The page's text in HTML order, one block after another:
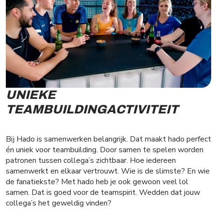
UNIEKE
TEAMBUILDINGACTIVITEIT
Bij Hado is samenwerken belangrijk. Dat maakt hado perfect
én uniek voor teambuilding. Door samen te spelen worden
patronen tussen collega’s zichtbaar. Hoe iedereen
samenwerkt en elkaar vertrouwt. Wie is de slimste? En wie
de fanatiekste? Met hado heb je ook gewoon veel lol
samen. Dat is goed voor de teamspirit. Wedden dat jouw
collega’s het geweldig vinden?